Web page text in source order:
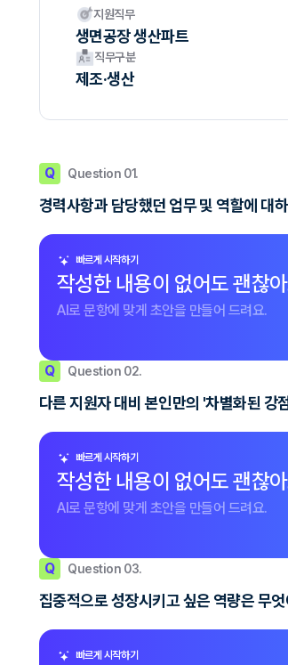
지원직무
생면공장 생산파트
직무구분
제조·생산
Q Question 01.
경력사항과 담당했던 업무 및 역할에 대
빠르게 시작하기
작성한 내용이 없어도 괜찮
AI로 문항에 맞게 초안을 만들어 드려요.
Q Question 02.
다른 지원자 대비 본인만의 '차별화된 강
빠르게 시작하기
작성한 내용이 없어도 괜찮
AI로 문항에 맞게 초안을 만들어 드려요.
Q Question 03.
집중적으로 성장시키고 싶은 역량은 무
빠르게 시작하기